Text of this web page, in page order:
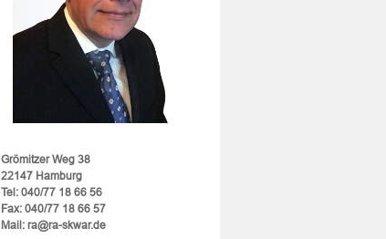
Grömitzer Weg 38
22147 Hamburg
Tel: 040/77 18 66 56
Fax: 040/77 18 66 57
Mail: ra@ra-skwar.de